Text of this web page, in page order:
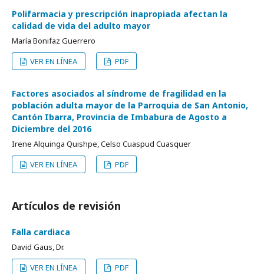
Polifarmacia y prescripción inapropiada afectan la
calidad de vida del adulto mayor
María Bonifaz Guerrero
VER EN LÍNEA
PDF
Factores asociados al síndrome de fragilidad en la
población adulta mayor de la Parroquia de San Antonio,
Cantón Ibarra, Provincia de Imbabura de Agosto a
Diciembre del 2016
Irene Alquinga Quishpe, Celso Cuaspud Cuasquer
VER EN LÍNEA
PDF
Artículos de revisión
Falla cardiaca
David Gaus, Dr.
VER EN LÍNEA
PDF